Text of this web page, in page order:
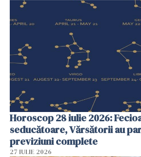
Horoscop 28 iulie 2026:
seducătoare, Vărsătorii au
previziuni complete
27 IULIE 2026